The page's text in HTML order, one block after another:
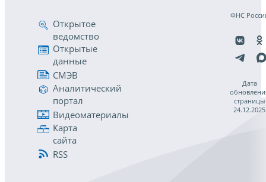
Открытое
ведомство
Открытые
данные
СМЭВ
Аналитический
портал
Видеоматериалы
Карта
сайта
RSS
ФНС
Дата
страницы
24.12.2025